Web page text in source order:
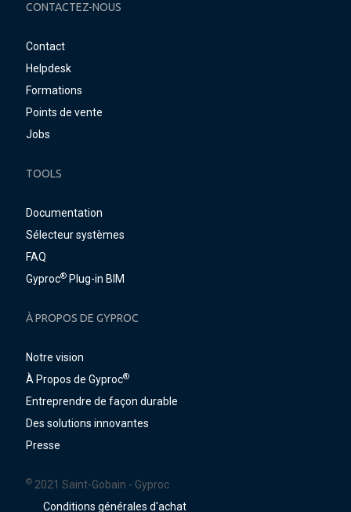
CONTACTEZ-NOUS
Contact
Helpdesk
Formations
Points de vente
Jobs
TOOLS
Documentation
Sélecteur systèmes
FAQ
Gyproc® Plug-in BIM
À PROPOS DE GYPROC
Notre vision
À Propos de Gyproc®
Entreprendre de façon durable
Des solutions innovantes
Presse
© 2021 Saint-Gobain - Gyproc
Conditions générales d'achat